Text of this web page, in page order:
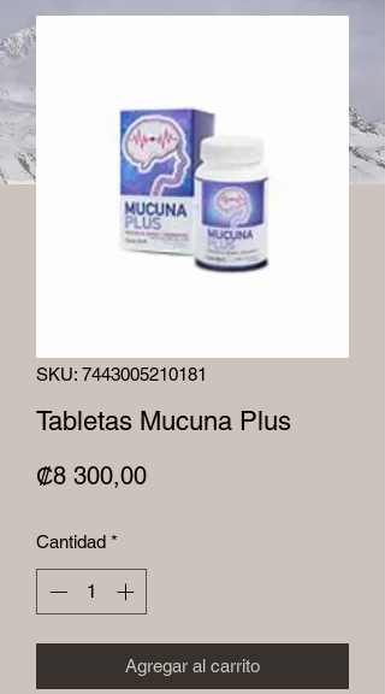
SKU: 7443005210181
Tabletas Mucuna Plus
₡8 300,00Precio
Cantidad *
Agregar al carrito